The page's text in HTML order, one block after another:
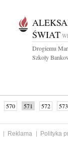
ŚWIAT
Drogiemu
Szkoły
570 571 572
573
Reklama
Polityka